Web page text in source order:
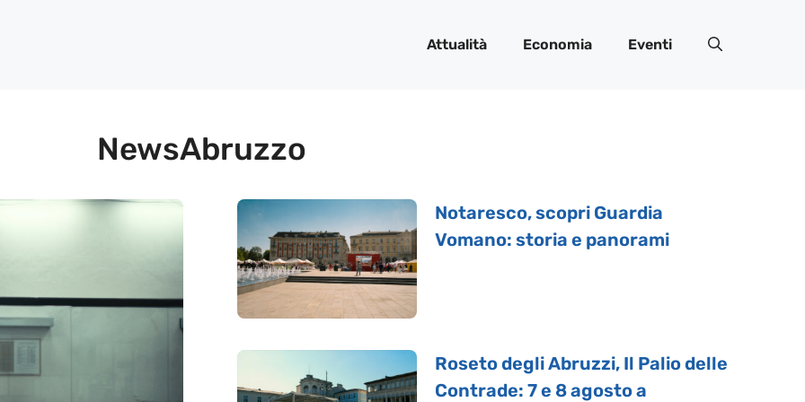
Attualità Economia Eventi
NewsAbruzzo
Notaresco, scopri Guardia
Vomano: storia e panorami
Roseto degli Abruzzi, Il Palio delle
Contrade: 7 e 8 agosto a